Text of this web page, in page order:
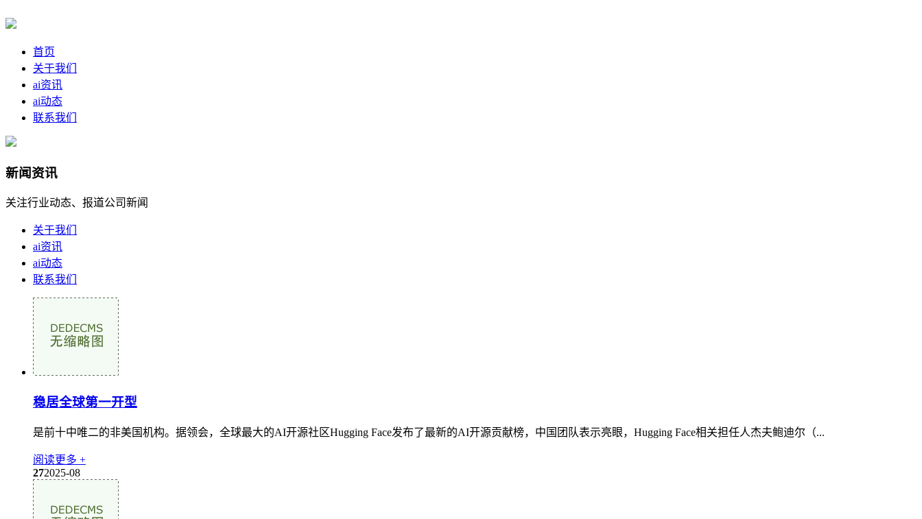
首页
关于我们
ai资讯
ai动态
联系我们
新闻资讯
关注行业动态、报道公司新闻
关于我们
ai资讯
ai动态
联系我们
稳居全球第一开型
是前十中唯二的非美国机构。据领会，全球最大的AI开源社区Hugging Face发布了最新的AI开源贡献榜，中国团队表示亮眼，Hugging Face相关担任人杰夫鲍迪尔（...
阅读更多 +
272025-08